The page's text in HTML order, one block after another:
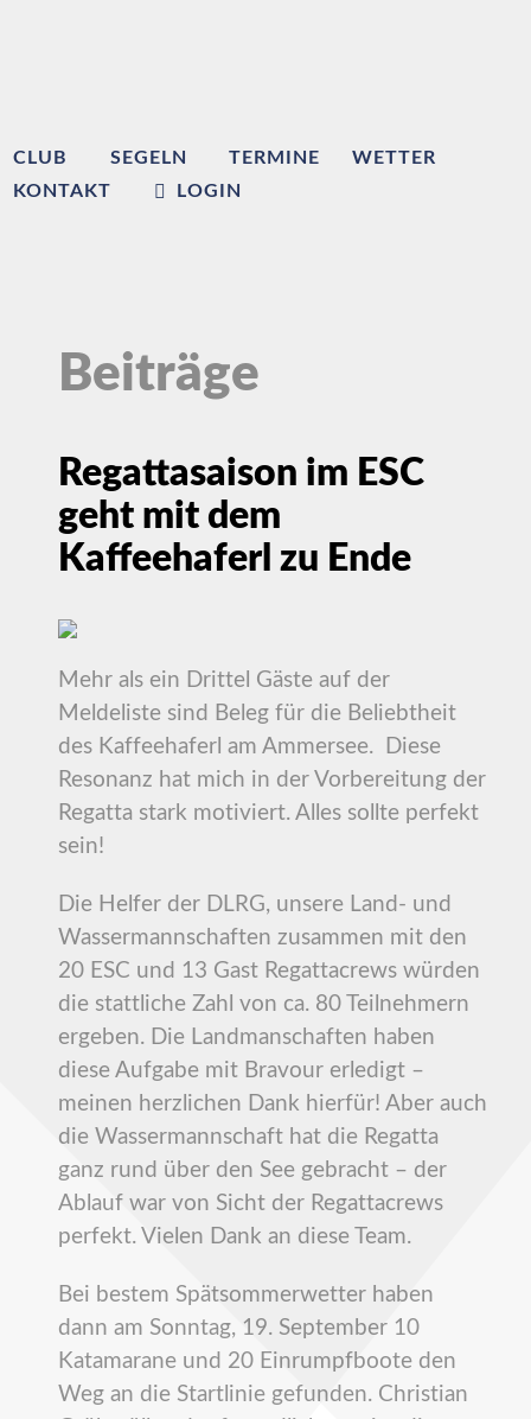
CLUB SEGELN TERMINE
WETTER
KONTAKT
LOGIN
Beiträge
Regattasaison im ESC
geht mit dem
Kaffeehaferl zu Ende
Mehr als ein Drittel Gäste auf der
Meldeliste sind Beleg für die Beliebtheit
des Kaffeehaferl am Ammersee. Diese
Resonanz hat mich in der Vorbereitung der
Regatta stark motiviert. Alles sollte perfekt
sein!
Die Helfer der DLRG, unsere Land- und
Wassermannschaften zusammen mit den
20 ESC und 13 Gast Regattacrews würden
die stattliche Zahl von ca. 80 Teilnehmern
ergeben. Die Landmanschaften haben
diese Aufgabe mit Bravour erledigt –
meinen herzlichen Dank hierfür! Aber auch
die Wassermannschaft hat die Regatta
ganz rund über den See gebracht – der
Ablauf war von Sicht der Regattacrews
perfekt. Vielen Dank an diese Team.
Bei bestem Spätsommerwetter haben
dann am Sonntag, 19. September 10
Katamarane und 20 Einrumpfboote den
Weg an die Startlinie gefunden. Christian